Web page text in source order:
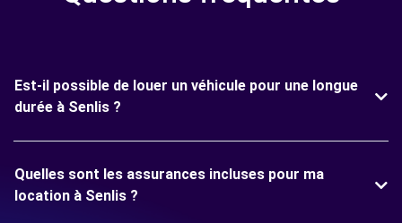
Est-il possible de louer un véhicule pour une longue
durée à Senlis ?
Quelles sont les assurances incluses pour ma
location à Senlis ?